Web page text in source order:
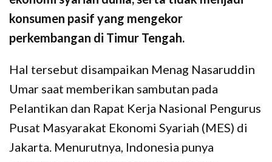
konsumen pasif yang mengekor
perkembangan di Timur Tengah.
Hal tersebut disampaikan Menag Nasaruddin
Umar saat memberikan sambutan pada
Pelantikan dan Rapat Kerja Nasional Pengurus
Pusat Masyarakat Ekonomi Syariah (MES) di
Jakarta. Menurutnya, Indonesia punya